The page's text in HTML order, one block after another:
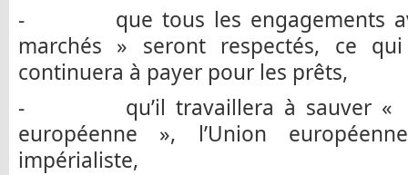
- que tous les engagements
marchés » seront respectés, ce
continuera à payer pour les prêts,
- qu’il travaillera à sauver «
européenne », l’Union
impérialiste,